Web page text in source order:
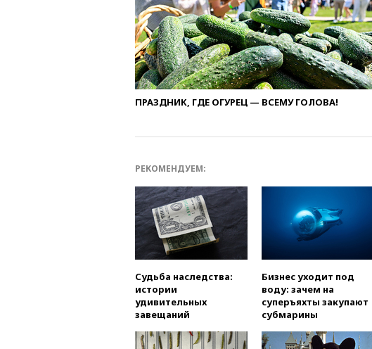
ПРАЗДНИК, ГДЕ ОГУРЕЦ — ВСЕМУ ГОЛОВА!
РЕКОМЕНДУЕМ:
Судьба наследства:
истории
удивительных
завещаний
Бизнес уходит под
воду: зачем на
суперъяхты закупают
субмарины